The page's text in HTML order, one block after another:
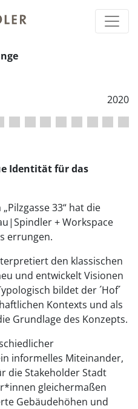
2020
Identität für das
33“ hat die
+ Workspace
errungen.
den klassischen
und entwickelt Visionen
bildet der ´Hof´
Kontexts und als
Grundlage des Konzepts.
informelles Miteinander,
die Stakeholder Stadt
gleichermaßen
Gebäudehöhen und